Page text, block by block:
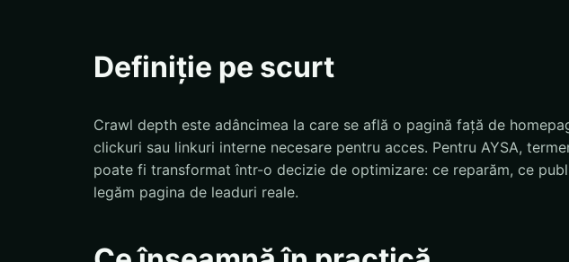
Definiție pe scurt
Crawl depth este adâncimea la care se află o pagină față de
clickuri sau linkuri interne necesare pentru acces. Pentru AYSA,
poate fi transformat într-o decizie de optimizare: ce reparăm, ce
legăm pagina de leaduri reale.